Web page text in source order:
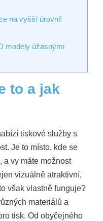
na vyšší úrovni!
modely úžasnými
to a jak
tiskové služby s
Je to místo, kde se
a vy máte možnost
vizuálně atraktivní,
však vlastně funguje?
materiálů a
tisk. Od obyčejného